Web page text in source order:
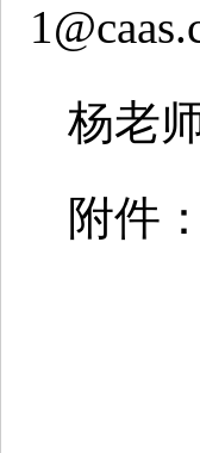
杨老
附件